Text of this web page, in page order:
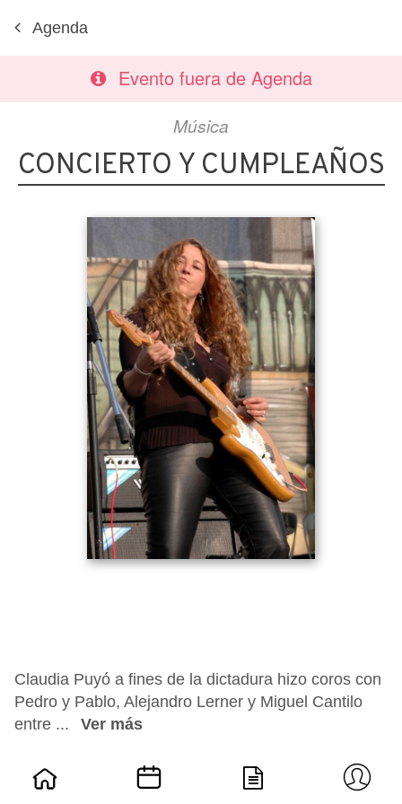
Agenda
Evento fuera de Agenda
Música
CONCIERTO Y CUMPLEAÑOS
Claudia Puyó a fines de la dictadura hizo coros con
Pedro y Pablo, Alejandro Lerner y Miguel Cantilo
entre ...
Ver más